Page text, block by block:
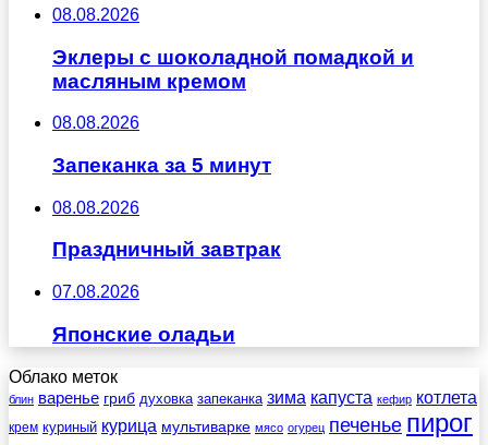
08.08.2026
Эклеры с шоколадной помадкой и
масляным кремом
08.08.2026
Запеканка за 5 минут
08.08.2026
Праздничный завтрак
07.08.2026
Японские оладьи
Облако меток
блин варенье гриб духовка запеканка зима капуста кефир котлета
крем куриный курица мультиварке мясо огурец печенье пирог